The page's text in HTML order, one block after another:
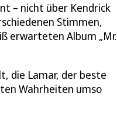
– nicht über Kendrick
Stimmen,
erwarteten Album „Mr.
die Lamar, der beste
Wahrheiten umso